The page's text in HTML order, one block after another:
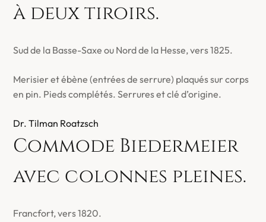
à deux tiroirs.
Sud de la Basse-Saxe ou Nord de la Hesse, vers 1825.
Merisier et ébène (entrées de serrure) plaqués sur corps
en pin. Pieds complétés. Serrures et clé d’origine.
Dr. Tilman Roatzsch
Commode Biedermeier
avec colonnes pleines.
Francfort, vers 1820.